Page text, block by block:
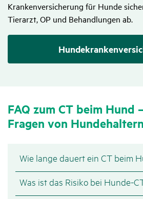
Krankenversicherung für Hunde
Tierarzt, OP und Behandlungen ab.
FAQ zum CT beim Hund
Fragen von Hunde­hal­tern
Wie lange dauert ein CT beim
Was ist das Risiko bei Hunde-